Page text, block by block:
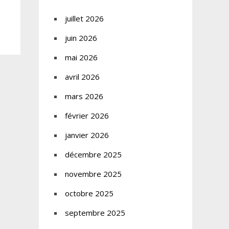
juillet 2026
juin 2026
mai 2026
avril 2026
mars 2026
février 2026
janvier 2026
décembre 2025
novembre 2025
octobre 2025
septembre 2025